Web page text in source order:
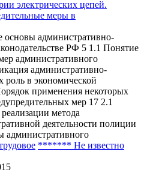
меры в
основы административно-
РФ 5 1.1 Понятие
административного
административно-
роль в экономической
применения некоторых
мер 17 2.1
метода
деятельности полиции
административного
******* Не известно